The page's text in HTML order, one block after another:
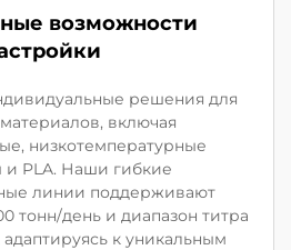
возможности
решения для
включая
низкотемпературные
и PLA. Наши гибкие
линии поддерживают
тонн/день и диапазон титра
адаптируясь к уникальным